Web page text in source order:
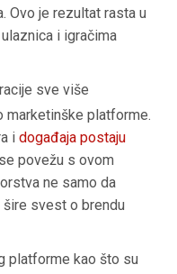
Ovo je rezultat rasta u
i igračima
sve više
marketinške platforme.
i događaja postaju
povežu s ovom
ne samo da
svest o brendu
platforme kao što su